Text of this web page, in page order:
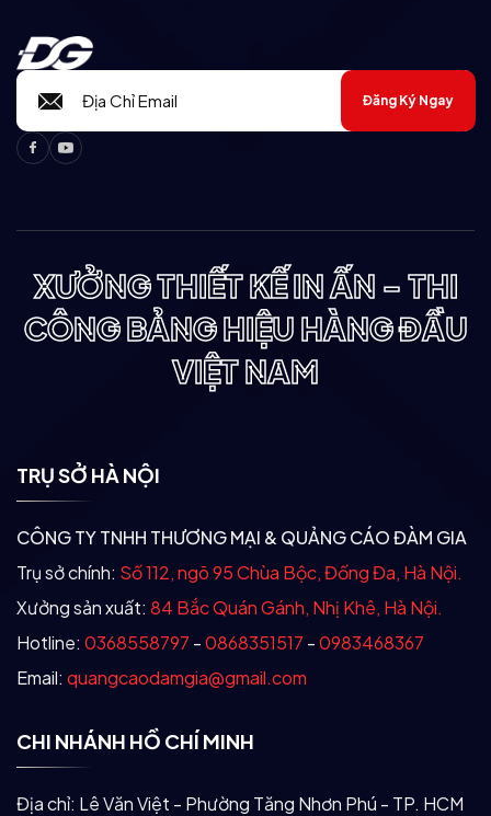
Đăng Ký Ngay
Facebook
Youtube
XƯỞNG THIẾT KẾ IN ẤN - THI
CÔNG BẢNG HIỆU HÀNG ĐẦU
VIỆT NAM
TRỤ SỞ HÀ NỘI
CÔNG TY TNHH THƯƠNG MẠI & QUẢNG CÁO ĐÀM GIA
Trụ sở chính: Số 112, ngõ 95 Chùa Bộc, Đống Đa, Hà Nội.
Xưởng sản xuất: 84 Bắc Quán Gánh, Nhị Khê, Hà Nội.
Hotline: 0368558797 -0868351517 -0983468367
Email: quangcaodamgia@gmail.com
CHI NHÁNH HỒ CHÍ MINH
Địa chỉ: Lê Văn Việt - Phường Tăng Nhơn Phú - TP. HCM